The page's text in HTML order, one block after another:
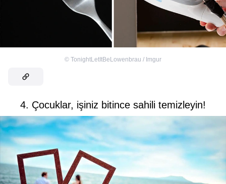
© TonightLetItBeLowenbrau / Imgur
4. Çocuklar, işiniz bitince sahili temizleyin!